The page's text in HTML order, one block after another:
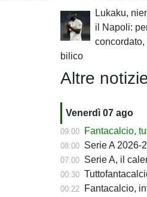
Lukaku,
il Napoli:
concordato,
bilico
Altre
Venerdì 07 ago
09:00 Fantacalcio,
08:00 Serie A 2026-
07:00 Serie A, il
00:30
00:22 Fantacalcio,